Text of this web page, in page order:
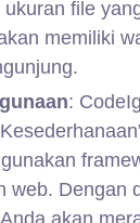
file
memiliki
:
web. Dengan
akan